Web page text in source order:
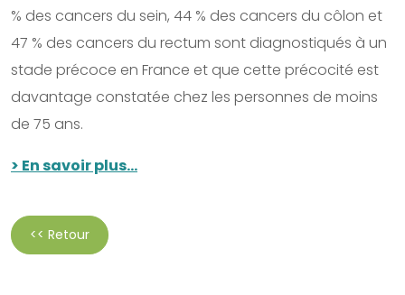
% des cancers du sein, 44 % des cancers du côlon et
47 % des cancers du rectum sont diagnostiqués à un
stade précoce en France et que cette précocité est
davantage constatée chez les personnes de moins
de 75 ans.
> En savoir plus…
<< Retour